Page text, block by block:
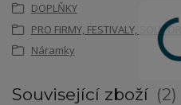
DOPLŇKY
PRO FIRMY, FESTIVALY, SOUBORY
Náramky
Související zboží 2